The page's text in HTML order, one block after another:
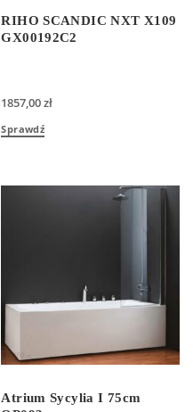
RIHO SCANDIC NXT X109
GX00192C2
1857,00zł
Sprawdź
Atrium Sycylia I 75cm